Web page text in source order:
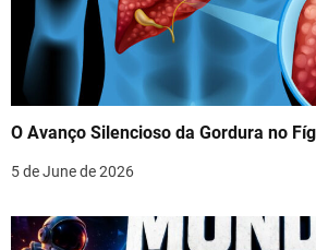
O Avanço Silencioso da Gordura no
5 de June de 2026